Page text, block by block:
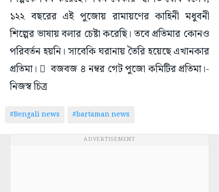
১২২ বছরের এই পুজোয় রামায়ণের কাহিনী মধুবনী
শিল্পের ভাষায় বলার চেষ্টা করেছি। তবে প্রতিমার কোনও
পরিবর্তন হয়নি। সাবেকি ঘরানায় তৈরি হয়েছে এখানকার
প্রতিমা।  বজবজ ৪ নম্বর গেট পুজো কমিটির প্রতিমা।-
নিজস্ব চিত্র
#Bengali news #bartaman news
ADVERTISEMENT